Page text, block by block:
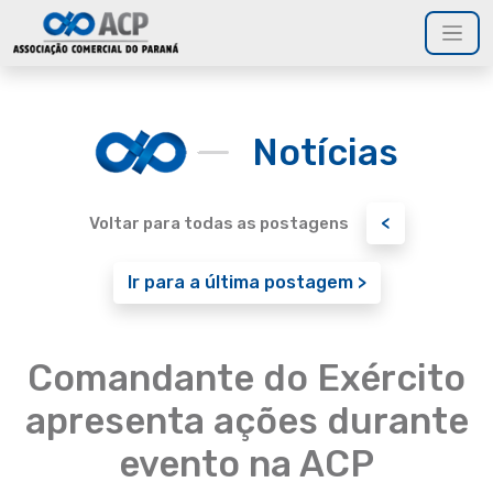
Notícias
Voltar para todas as postagens <
Ir para a última postagem >
Comandante do Exército
apresenta ações durante
evento na ACP